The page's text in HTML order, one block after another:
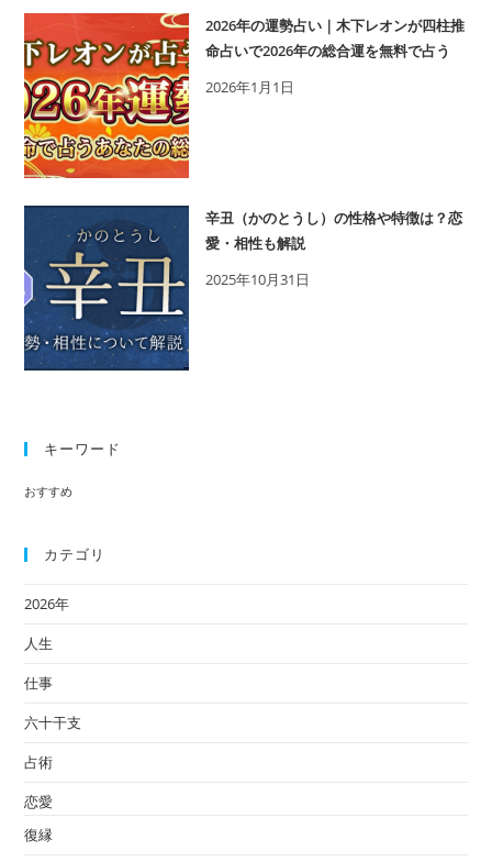
格
と
は？
干
支
別
に
特
徴
や
年
齢、
相
性
2026年の運勢占い｜木下レオンが四柱推
命占いで2026年の総合運を無料で占う
2026年1月1日
辛丑（かのとうし）の性格や特徴は？恋
愛・相性も解説
2025年10月31日
キーワード
おすすめ
カテゴリ
2026年
人生
仕事
六十干支
占術
恋愛
復縁